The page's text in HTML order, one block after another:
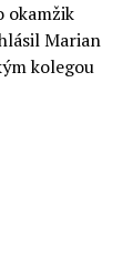
okamžik
Marian
kolegou